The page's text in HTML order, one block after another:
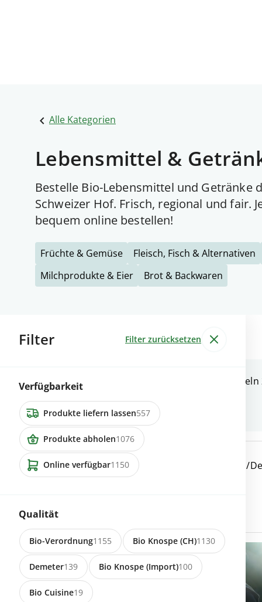
Alle Kategorien
Lebensmittel &
Bestelle Bio-Lebensmittel und Getränke
Schweizer Hof. Frisch, regional und fair.
bequem online bestellen!
Früchte & Gemüse Fleisch, Fisch & Alternativen
Milchprodukte & Eier
Brot & Backwaren
Filter Filter zurücksetzen
Verfügbarkeit
Produkte liefern lassen557
Produkte abholen1076
Online verfügbar1150
Qualität
Bio-Verordnung1155 Bio Knospe (CH)1130
Demeter139 Bio Knospe (Import)100
Bio Cuisine19
1348 Inserate
Grosse schöne Kartoffeln
Zu Verkaufen 50 kg Bio/